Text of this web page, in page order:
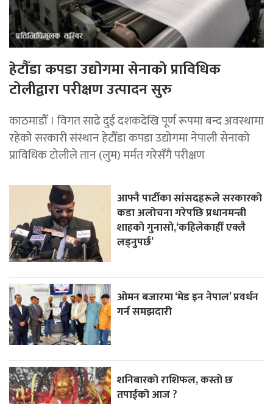
हेटौँडा कपडा उद्योगमा सेनाको प्राविधिक
टोलीद्वारा परीक्षण उत्पादन सुरु
काठमाडौँ । विगत साढे दुई दशकदेखि पूर्ण रूपमा बन्द अवस्थामा
रहेको सरकारी संस्थान हेटौँडा कपडा उद्योगमा नेपाली सेनाको
प्राविधिक टोलीले तान (लुम) मर्मत गरेसँगै परीक्षण
आफ्नै पार्टीका सांसदहरूले सरकारको
कडा अलोचना गरेपछि प्रधानमन्त्री
शाहकाे गुनासाे,‘कहिलेकाहीँ एक्लै
लड्नुपर्छ’
ओमन बजारमा ‘मेड इन नेपाल’ प्रवर्धन
गर्न समझदारी
शनिबारको राशिफल, कस्तो छ
तपाईको आज ?